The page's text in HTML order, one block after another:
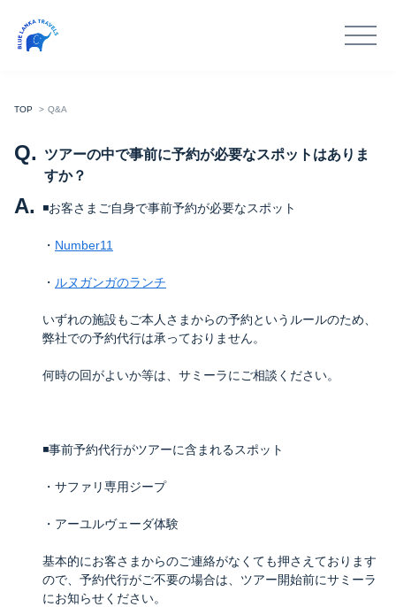
TOP Q&A
Q.
ツアーの中で事前に予約が必要なスポットはありま
すか？
A. ◾️お客さまご自身で事前予約が必要なスポット
・ Number11
・ ルヌガンガのランチ
いずれの施設もご本人さまからの予約というルールのため、
弊社での予約代行は承っておりません。
何時の回がよいか等は、サミーラにご相談ください。
◾️事前予約代行がツアーに含まれるスポット
・サファリ専用ジープ
・アーユルヴェーダ体験
基本的にお客さまからのご連絡がなくても押さえております
ので、予約代行がご不要の場合は、ツアー開始前にサミーラ
にお知らせください。